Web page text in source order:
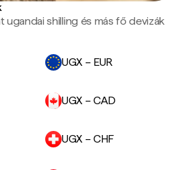
ugandai shilling és más fő devizák
UGX – EUR
UGX – CAD
UGX – CHF